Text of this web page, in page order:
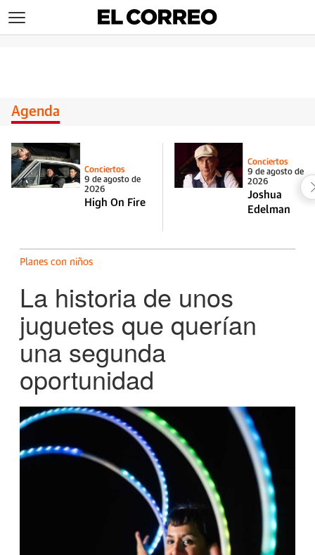
Agenda
Conciertos
9 de agosto de
2026
High On Fire
Conciertos
9 de agosto de
2026
Joshua
Edelman
Planes con niños
La historia de unos
juguetes que querían
una segunda
oportunidad